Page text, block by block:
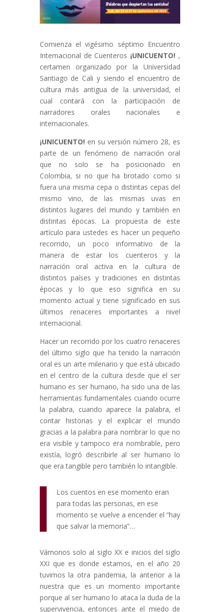
Comienza el vigésimo séptimo Encuentro
Internacional de Cuenteros ¡UNICUENTO! ,
certamen organizado por la Universidad
Santiago de Cali y siendo el encuentro de
cultura más antigua de la universidad, el
cual contará con la participación de
narradores orales nacionales e
internacionales.
¡UNICUENTO! en su versión número 28, es
parte de un fenómeno de narración oral
que no solo se ha posicionado en
Colombia, si no que ha brotado como si
fuera una misma cepa o distintas cepas del
mismo vino, de las mismas uvas en
distintos lugares del mundo y también en
distintas épocas. La propuesta de este
artículo para ustedes es hacer un pequeño
recorrido, un poco informativo de la
manera de estar los cuenteros y la
narración oral activa en la cultura de
distintos países y tradiciones en distintas
épocas y lo que eso significa en su
momento actual y tiene significado en sus
últimos renaceres importantes a nivel
internacional.
Hacer un recorrido por los cuatro renaceres
del último siglo que ha tenido la narración
oral es un arte milenario y que está ubicado
en el centro de la cultura desde que el ser
humano es ser humano, ha sido una de las
herramientas fundamentales cuando ocurre
la palabra, cuando aparece la palabra, el
contar historias y el explicar el mundo
gracias a la palabra para nombrar lo que no
era visible y tampoco era nombrable, pero
existía, logró describirle al ser humano lo
que era tangible pero también lo intangible.
Los cuentos en ese momento eran
para todas las personas, en ese
momento se vuelve a encender el “hay
que salvar la memoria”…
Vámonos solo al siglo XX e inicios del siglo
XXI que es donde estamos, en el año 20
tuvimos la otra pandemia, la anterior a la
nuestra que es un momento importante
porque al ser humano lo ataca la duda de la
supervivencia, entonces ante el miedo de